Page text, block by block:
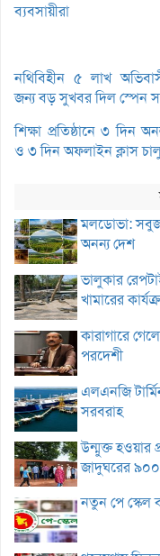
ব্যবসায়ীরা
নথিবিহীন ৫ লাখ
জন্য বড় সুখবর দিল স্পেন
শিক্ষা প্রতিষ্ঠানে ৩ দিন
ও ৩ দিন অফলাইন ক্লাস
মলডোভা: সবুজ
অনন্য দেশ
ভালুকার
খামারের
কারাগারে
পরদেশী
এলএনজি
সরবরাহ
উন্মুক্ত হওয়ার
জাদুঘরের ৯০০
নতুন পে স্কেল